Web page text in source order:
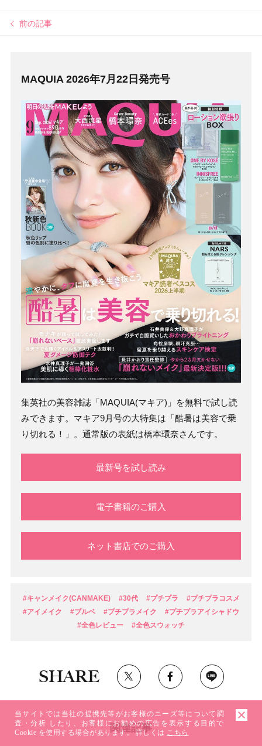
前の記事
MAQUIA 2026年7月22日発売号
集英社の美容雑誌「MAQUIA(マキア)」を無料で試し読
みできます。マキア9月号の大特集は「酷暑は美容で乗
り切れる！」。通常版の表紙は橋本環奈さんです。
最新号を試し読み
電子書籍のご購入
ネット書店でのご購入
#キャンメイク(CANMAKE) #30代 #プチプラ
#プチプラコスメ
#アイメイク
#ブルベ #プチプラメイク
#プチプラアイシャドウ
#全色レビュー
#全色スウォッチ
SHARE
関連記事
当サイトでは当社の提携先等がお客様のニーズ等について調
査・分析 したり、お客様にお勧めの広告を表示する目的で
Cookie を使用する場合があります。 詳しくは こちら